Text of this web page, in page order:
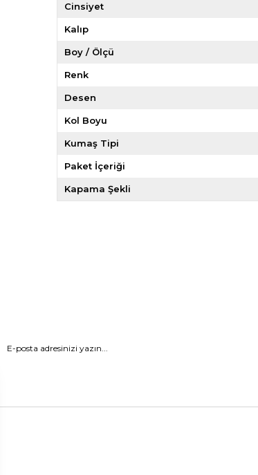
Cinsiyet
Kalıp
Boy / Ölçü
Renk
Desen
Kol Boyu
Kumaş Tipi
Paket İçeriği
Kapama Şekli